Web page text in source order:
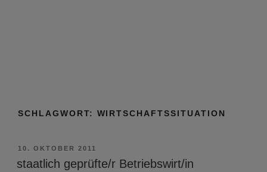
SCHLAGWORT: WIRTSCHAFTSSITUATION
VERÖFFENTLICHT
10. OKTOBER 2011
staatlich geprüfte/r Betriebswirt/in